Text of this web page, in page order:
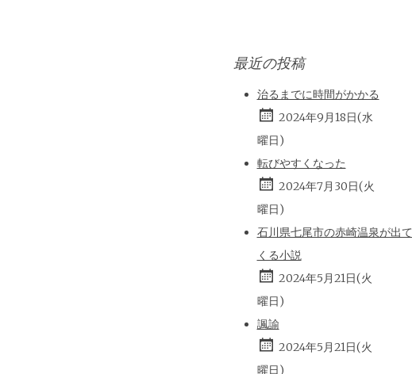
最近の投稿
治るまでに時間がかかる
2024年9月18日(水
曜日)
転びやすくなった
2024年7月30日(火
曜日)
石川県七尾市の赤崎温泉が出て
くる小説
2024年5月21日(火
曜日)
諷諭
2024年5月21日(火
曜日)